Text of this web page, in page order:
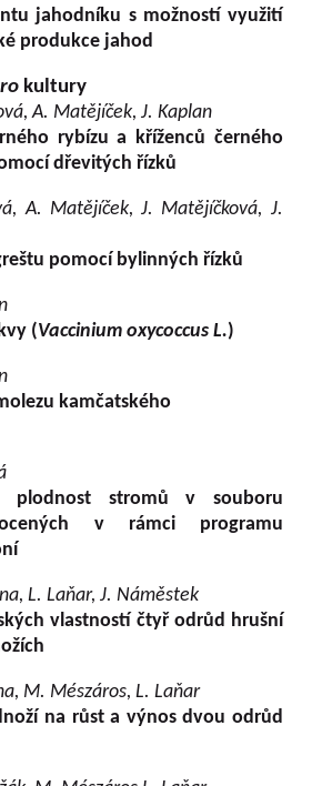
jahodníku s možností využití
produkce jahod
kultury
A. Matějíček, J. Kaplan
rybízu a kříženců černého
dřevitých řízků
A. Matějíček, J. Matějíčková, J.
pomocí bylinných řízků
(Vaccinium oxycoccus L.)
kamčatského
plodnost stromů v souboru
v rámci programu
L. Laňar, J. Náměstek
vlastností čtyř odrůd hrušní
M. Mészáros, L. Laňar
na růst a výnos dvou odrůd